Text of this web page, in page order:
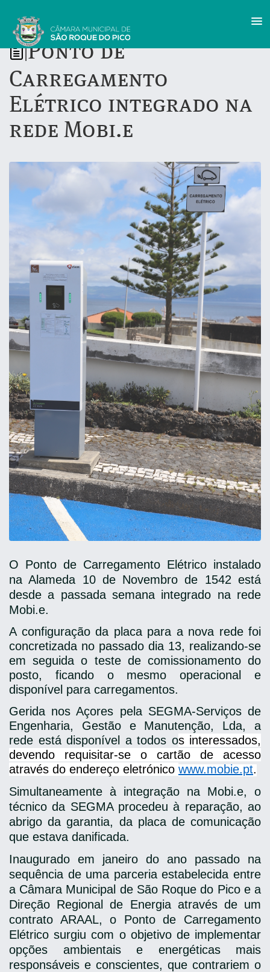
Ponto de
Carregamento
Elétrico integrado na
rede Mobi.e
O Ponto de Carregamento Elétrico instalado
naAlameda 10 de Novembro de 1542 está
desde a passada semana integrado na rede
Mobi.e.
A configuração da placa para a nova rede foi
concretizada no passado dia 13, realizando-se
em seguida o teste de comissionamento do
posto, ficando o mesmo operacional e
disponível para carregamentos.
Gerida nos Açores pela SEGMA-Serviços de
Engenharia, Gestão e Manutenção, Lda, a
rede está disponível a todos os interessados,
devendo requisitar-se o cartão de acesso
através do endereço eletrónico www.mobie.pt.
Simultaneamente à integração na Mobi.e, o
técnico da SEGMA procedeu à reparação, ao
abrigo da garantia, da placa de comunicação
que estava danificada.
Inaugurado em janeiro do ano passado na
sequência de uma parceria estabelecida entre
a Câmara Municipal de São Roque do Pico e a
Direção Regional de Energia através de um
contrato ARAAL, o Ponto de Carregamento
Elétrico surgiu com o objetivo de implementar
opções ambientais e energéticas mais
responsáveis e conscientes, que contrariem o